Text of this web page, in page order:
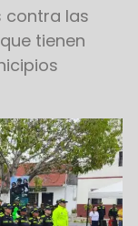
contra las
que tienen